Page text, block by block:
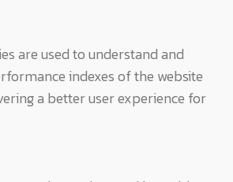
are used to understand and
indexes of the website
a better user experience for